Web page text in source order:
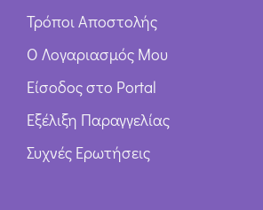
Τρόποι Αποστολής
Ο Λογαριασμός Μου
Είσοδος στο Portal
Εξέλιξη Παραγγελίας
Συχνές Ερωτήσεις